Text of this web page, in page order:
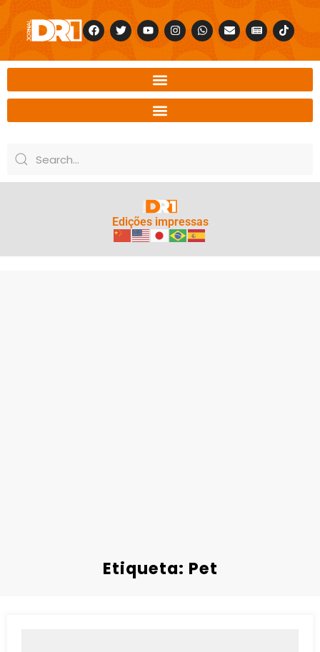
Edições impressas
Etiqueta: Pet